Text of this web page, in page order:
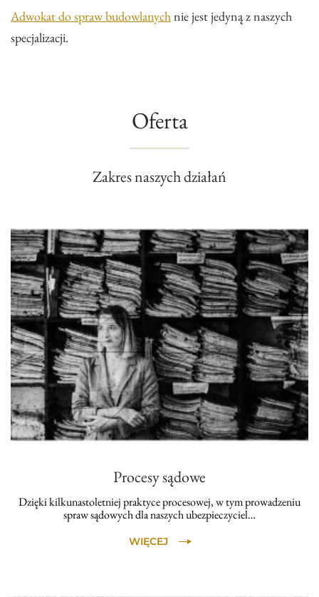
Adwokat do spraw budowlanych nie jest jedyną z naszych
specjalizacji.
Oferta
Zakres naszych działań
Procesy sądowe
Dzięki kilkunastoletniej praktyce procesowej, w tym prowadzeniu
spraw sądowych dla naszych ubezpieczyciel…
WIĘCEJ